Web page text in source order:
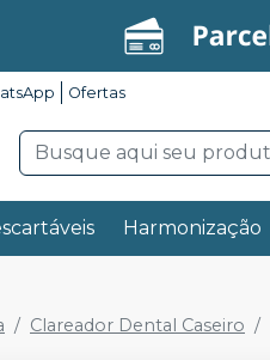
Ofertas
Harmonização
Clareador Dental Caseiro